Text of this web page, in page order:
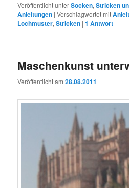
Veröffentlicht unterSocken,Stricken
Anleitungen |Verschlagwortet mit
Lochmuster,Stricken |1 Antwort
Maschenkunst
Veröffentlicht am28.08.2011